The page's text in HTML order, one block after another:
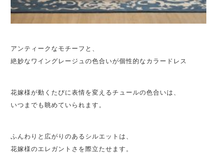
アンティークなモチーフと、
絶妙なワイングレージュの色合いが個性的なカラードレス
花嫁様が動くたびに表情を変えるチュールの色合いは、
いつまでも眺めていられます。
ふんわりと広がりのあるシルエットは、
花嫁様のエレガントさを際立たせます。